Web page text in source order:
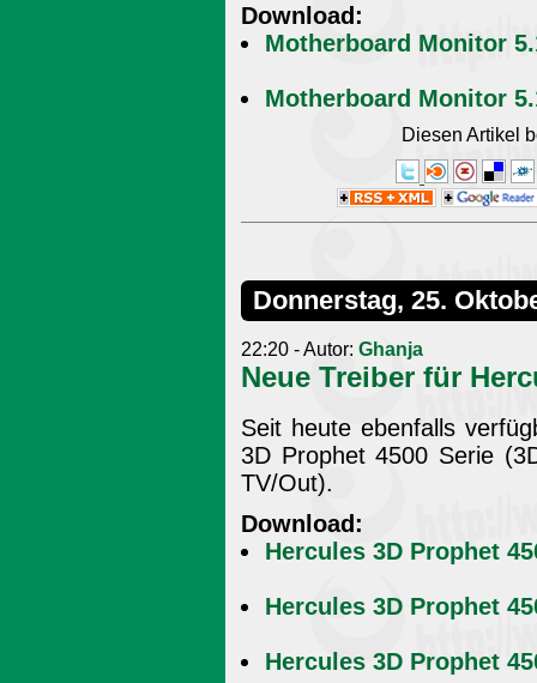
Download:
Motherboard Monitor
Motherboard Monitor
Diesen Artikel
Donnerstag, 25.
22:20 - Autor: Ghanja
Neue Treiber für
Seit heute ebenfalls
3D Prophet 4500 Serie
TV/Out).
Download:
Hercules 3D Prophet
Hercules 3D Prophet
Hercules 3D Prophet